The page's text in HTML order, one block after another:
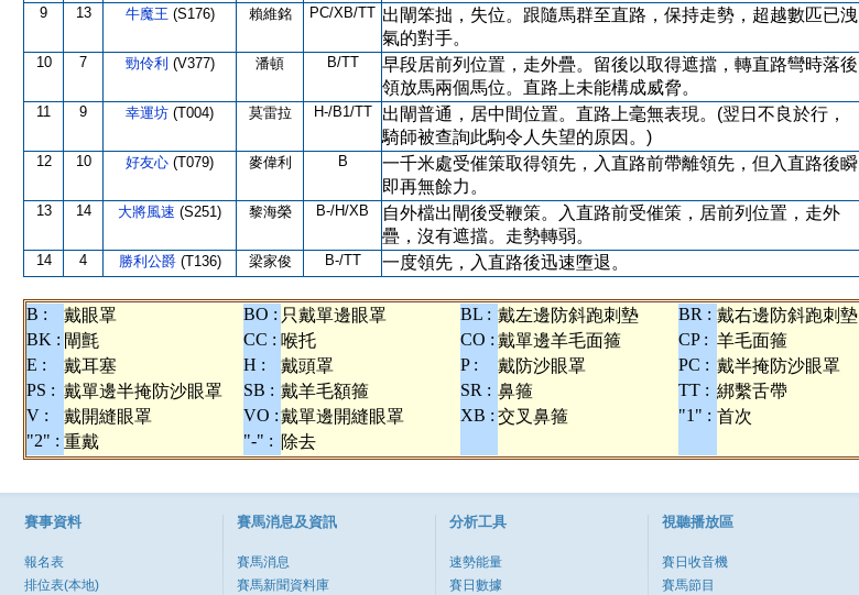
9 13 牛魔王 (S176) 賴維銘 PC/XB/TT 出閘笨拙，失位。跟隨馬群至直路，保持走勢，超越數匹已洩
氣的對手。
10 7 勁伶利 (V377) 潘頓 B/TT
早段居前列位置，走外疊。留後以取得遮擋，轉直路彎時落後
領放馬兩個馬位。直路上未能構成威脅。
11 9 幸運坊 (T004) 莫雷拉 H-/B1/TT
出閘普通，居中間位置。直路上毫無表現。(翌日不良於行，
騎師被查詢此駒令人失望的原因。)
12 10 好友心 (T079) 麥偉利 B
一千米處受催策取得領先，入直路前帶離領先，但入直路後瞬
即再無餘力。
13 14 大將風速 (S251) 黎海榮 B-/H/XB
自外檔出閘後受鞭策。入直路前受催策，居前列位置，走外
疊，沒有遮擋。走勢轉弱。
14 4 勝利公爵 (T136) 梁家俊 B-/TT 一度領先，入直路後迅速墮退。
B : 戴眼罩 BO : 只戴單邊眼罩 BL : 戴左邊防斜跑刺墊 BR : 戴右邊防斜跑刺墊
BK : 閘氈 CC : 喉托 CO : 戴單邊羊毛面箍 CP : 羊毛面箍
E :
戴耳塞 H : 戴頭罩 P : 戴防沙眼罩 PC : 戴半掩防沙眼罩
PS : 戴單邊半掩防沙眼罩 SB : 戴羊毛額箍 SR : 鼻箍 TT : 綁繫舌帶
V :
戴開縫眼罩 VO :戴單邊開縫眼罩 XB : 交叉鼻箍 "1" : 首次
"2" : 重戴 "-" : 除去
賽事資料
報名表
排位表(本地)
賽馬消息及資訊
賽馬消息
賽馬新聞資料庫
分析工具
速勢能量
賽日數據
視聽播放區
賽日收音機
賽馬節目